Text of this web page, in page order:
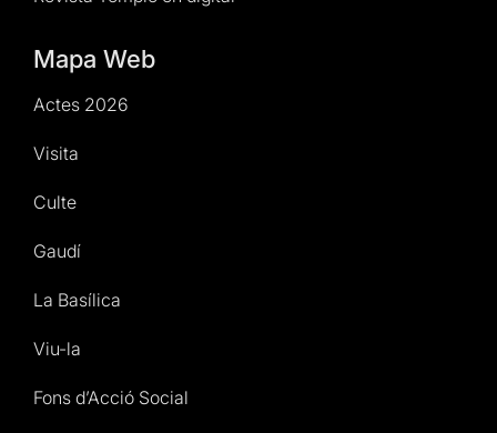
Mapa Web
Actes 2026
Visita
Culte
Gaudí
La Basílica
Viu-la
Fons d’Acció Social